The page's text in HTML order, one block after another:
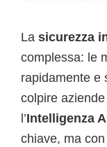
La sicurezza
complessa: le
rapidamente e
colpire
l’Intelligenza
chiave, ma